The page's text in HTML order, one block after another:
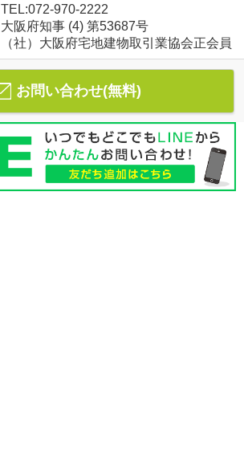
TEL:072-970-2222
大阪府知事 (4) 第53687号
（社）大阪府宅地建物取引業協会正会員
お問い合わせ(無料)